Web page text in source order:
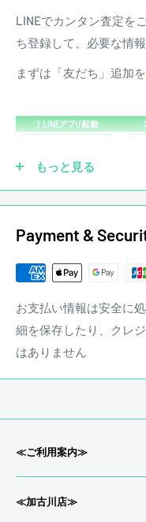
ん純正品がなくても買
取させていただきます。
☑ 傷あり
LINEでカンタン査定を
ち登録して、必要な情
まずは「友だち」追加
stereon music LINE QRコ
もっと見る
Payment &
お支払い情報は安全に
細を保存したり、クレ
はありません
≪ご利用案内≫
会社概要/特定商取引
返品/返金について
≪加古川店≫